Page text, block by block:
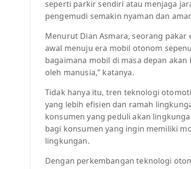
seperti parkir sendiri atau menjaga
pengemudi semakin nyaman dan
Menurut Dian Asmara, seorang
awal menuju era mobil otonom
bagaimana mobil di masa depan
oleh manusia,” katanya.
Tidak hanya itu, tren teknologi
yang lebih efisien dan ramah
konsumen yang peduli akan
bagi konsumen yang ingin memiliki
lingkungan.
Dengan perkembangan teknologi